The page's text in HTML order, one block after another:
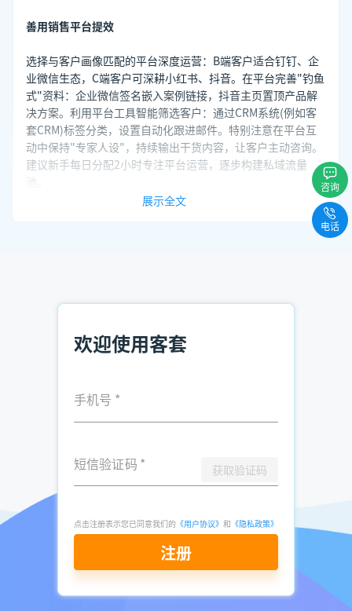
善用销售平台提效
选择与客户画像匹配的平台深度运营：B端客户适合钉钉、企
业微信生态，C端客户可深耕小红书、抖音。在平台完善"钓鱼
式"资料：企业微信签名嵌入案例链接，抖音主页置顶产品解
决方案。利用平台工具智能筛选客户：通过CRM系统(例如客
套CRM)标签分类，设置自动化跟进邮件。特别注意在平台互
动中保持"专家人设"，持续输出干货内容，让客户主动咨询。
建议新手每日分配2小时专注平台运营，逐步构建私域流量
池。
持积极的心态和良好的沟通能力，与客户建立起信任和良好的
领域取得成功，实现自己的职业目标。
推荐阅读：
财务公司怎么找客户电话 财务公司获客方式
2025- 了解更多：客套企业名录搜索软件
点击立即申请免费试用
展示全文
欢迎使用客套
手机号 *
短信验证码 * 获取验证码
点击注册表示您已同意我们的 《用户协议》 和 《隐私政策》
注册
咨询
电话